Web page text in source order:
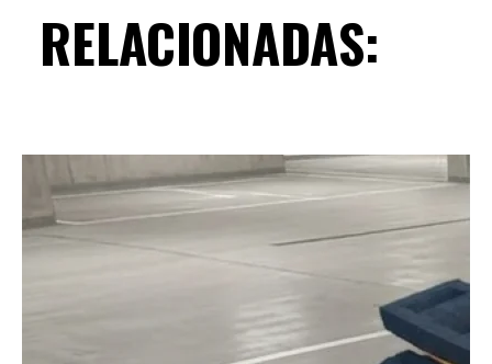
RELACIONADAS: